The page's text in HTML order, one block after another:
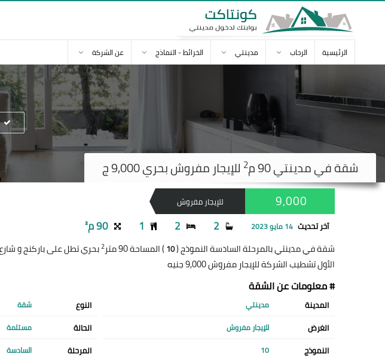
الرئيسية الرحاب مدينتي الخرائط - النماذج عن الشركة
شقة فيمدينتي 2 للإيجار مفروش بحري 9,000 ج
للإيجار مفروش 9,000
آخر تحديث 14 مايو 2023 2
2
1 90 م²
شقة في مدينتي بالمرحلة السادسة النموذج (10) المساحة 90 متر 2
الأول تشطيب الشركة للإيجار مفروش 9,000 جنيه
# معلومات عن الشقة
المدينة مدينتي النوع شقة
الغرض للإيجار مفروش الحالة مستلمة
النموذج 10 المرحلة السادسة